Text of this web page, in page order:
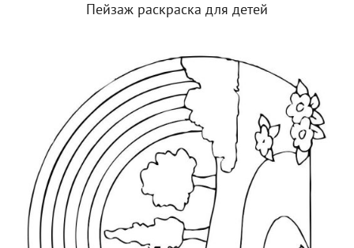
Пейзаж раскраска для детей